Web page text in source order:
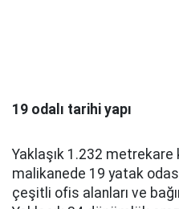
19 odalı tarihi yapı
Yaklaşık 1.232 metrekare
malikanede 19 yatak
çeşitli ofis alanları ve